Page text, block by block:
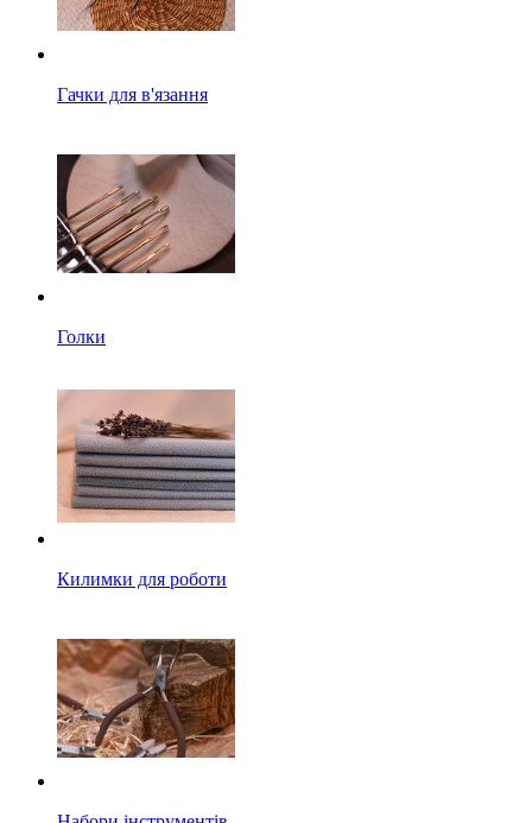
Гачки для в'язання
Голки
Килимки для роботи